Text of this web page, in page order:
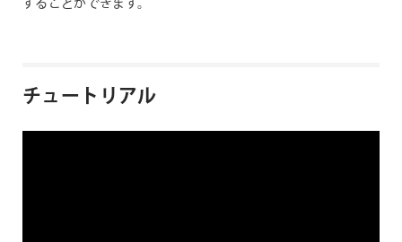
することができます。
チュートリアル